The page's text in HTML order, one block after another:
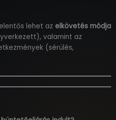
lehet az elkövetés módja
valamint az
(sérülés,